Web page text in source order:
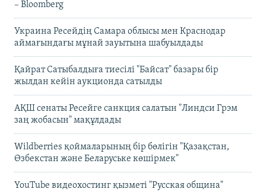
– Bloomberg
Украина Ресейдің Самара облысы мен Краснодар
аймағындағы мұнай зауытына шабуылдады
Қайрат Сатыбалдыға тиесілі "Байсат" базары бір
жылдан кейін аукционда сатылды
АҚШ сенаты Ресейге санкция салатын "Линдси Грэм
заң жобасын" мақұлдады
Wildberries қоймаларының бір бөлігін "Қазақстан,
Өзбекстан және Беларуське көшірмек"
YouTube видеохостинг қызметі "Русская община"